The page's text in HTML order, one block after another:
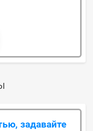
задавайте